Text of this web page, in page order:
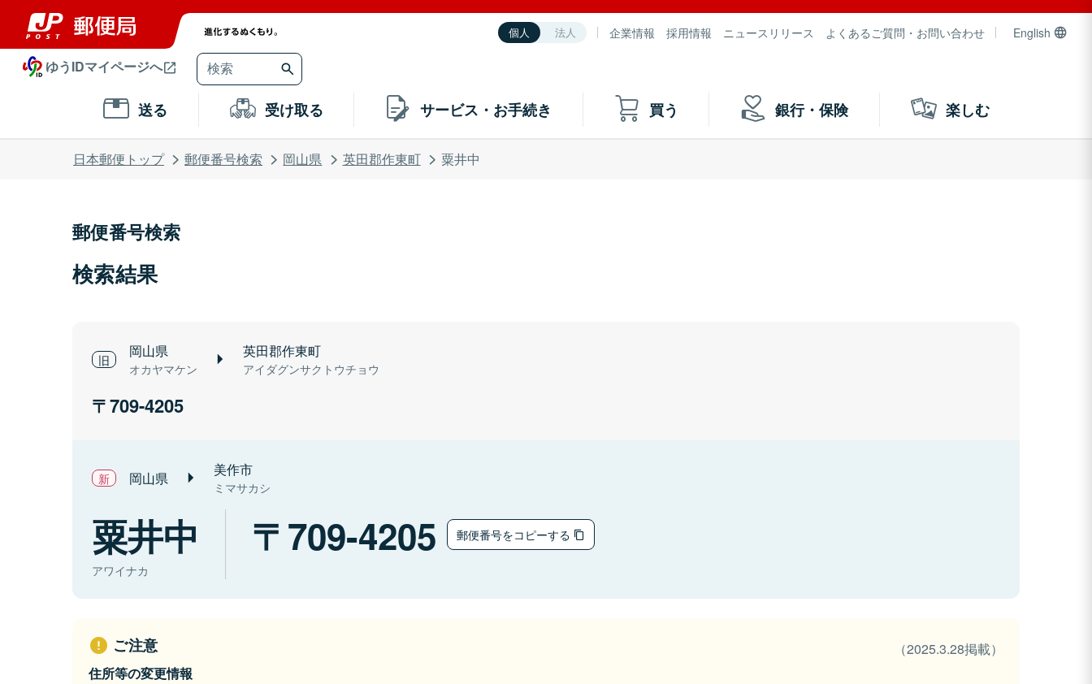
個人 法人 企業情報 採用情報 ニュースリリース よくあるご質問・お問い合わせ English
ゆうIDマイページへ
送る 受け取る サービス・お手続き 買う 銀行・保険 楽しむ
日本郵便トップ 郵便番号検索 岡山県 英田郡作東町 粟井中
郵便番号検索
検索結果
岡山県
オカヤマケン
英田郡作東町
アイダグンサクトウチョウ
709-4205
岡山県 美作市
ミマサカシ
粟井中
アワイナカ
709-4205 郵便番号をコピーする
ご注意
（2025.3.28掲載）
住所等の変更情報